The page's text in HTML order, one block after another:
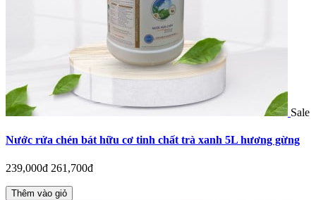
Sale
Nước rửa chén bát hữu cơ tinh chất trà xanh 5L hương gừng
239,000đ 261,700đ
Thêm vào giỏ